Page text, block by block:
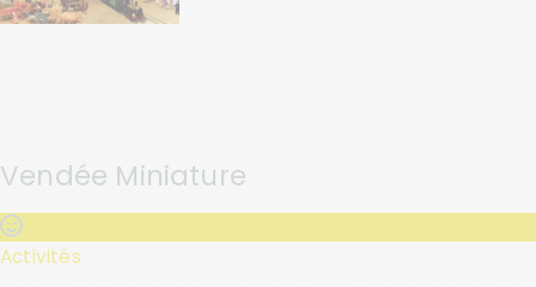
Vendée Miniature
Activités